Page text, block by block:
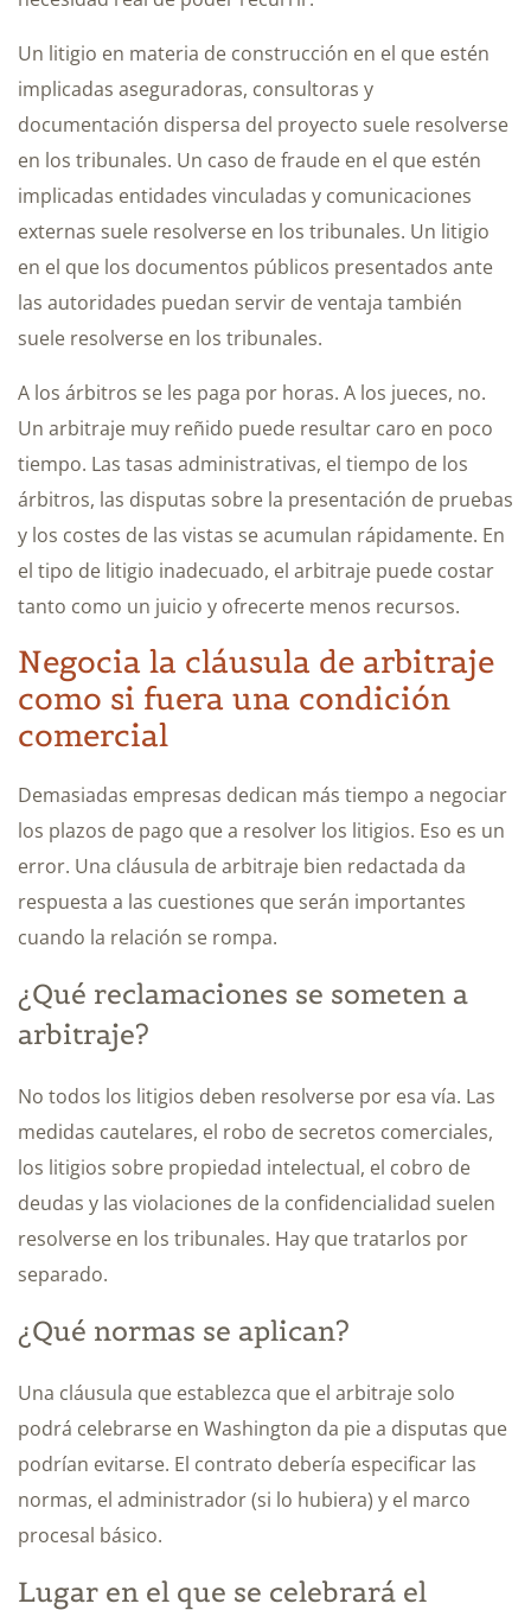
Un litigio en materia de construcción en el que estén
implicadas aseguradoras, consultoras y
documentación dispersa del proyecto suele resolverse
en los tribunales. Un caso de fraude en el que estén
implicadas entidades vinculadas y comunicaciones
externas suele resolverse en los tribunales. Un litigio
en el que los documentos públicos presentados ante
las autoridades puedan servir de ventaja también
suele resolverse en los tribunales.
A los árbitros se les paga por horas. A los jueces, no.
Un arbitraje muy reñido puede resultar caro en poco
tiempo. Las tasas administrativas, el tiempo de los
árbitros, las disputas sobre la presentación de pruebas
y los costes de las vistas se acumulan rápidamente. En
el tipo de litigio inadecuado, el arbitraje puede costar
tanto como un juicio y ofrecerte menos recursos.
Negocia la cláusula de arbitraje
como si fuera una condición
comercial
Demasiadas empresas dedican más tiempo a negociar
los plazos de pago que a resolver los litigios. Eso es un
error. Una cláusula de arbitraje bien redactada da
respuesta a las cuestiones que serán importantes
cuando la relación se rompa.
¿Qué reclamaciones se someten a
arbitraje?
No todos los litigios deben resolverse por esa vía. Las
medidas cautelares, el robo de secretos comerciales,
los litigios sobre propiedad intelectual, el cobro de
deudas y las violaciones de la confidencialidad suelen
resolverse en los tribunales. Hay que tratarlos por
separado.
¿Qué normas se aplican?
Una cláusula que establezca que el arbitraje solo
podrá celebrarse en Washington da pie a disputas que
podrían evitarse. El contrato debería especificar las
normas, el administrador (si lo hubiera) y el marco
procesal básico.
Lugar en el que se celebrará el